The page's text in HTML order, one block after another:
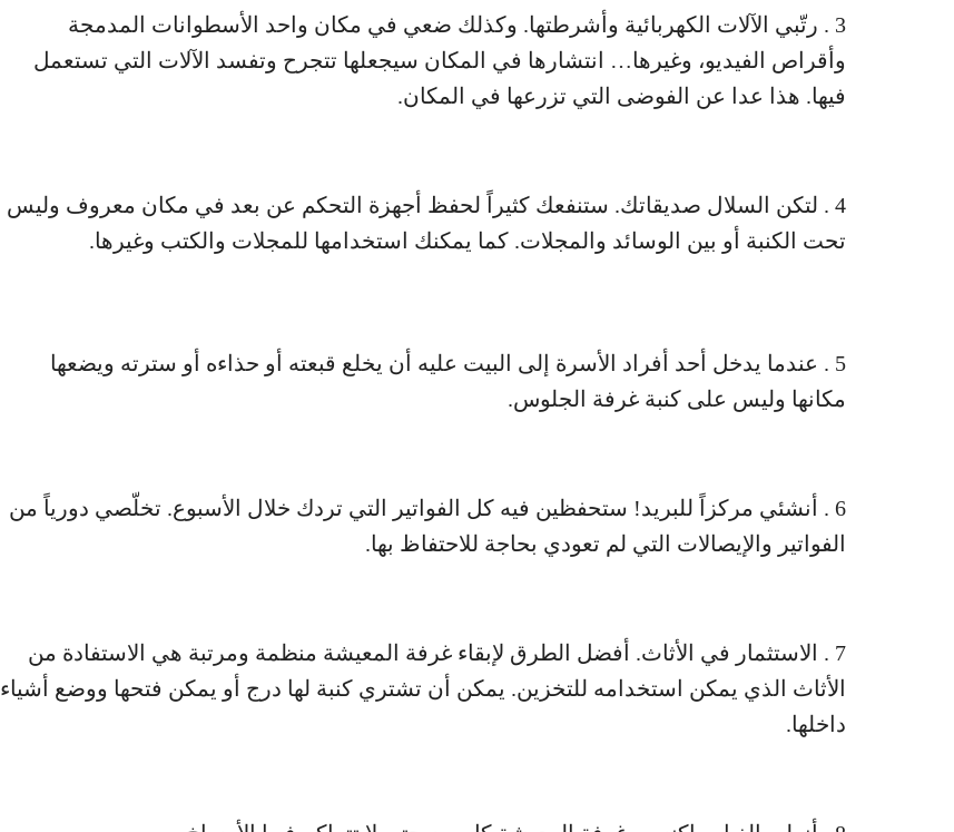
3 . رتّبي الآلات الكهربائية وأشرطتها. وكذلك ضعي في مكان واحد الأسطوانات المدمجة
وأقراص الفيديو، وغيرها… انتشارها في المكان سيجعلها تتجرح وتفسد الآلات التي تستعمل
فيها. هذا عدا عن الفوضى التي تزرعها في المكان.
4 . لتكن السلال صديقاتك. ستنفعك كثيراً لحفظ أجهزة التحكم عن بعد في مكان معروف وليس
تحت الكنبة أو بين الوسائد والمجلات. كما يمكنك استخدامها للمجلات والكتب وغيرها.
5 . عندما يدخل أحد أفراد الأسرة إلى البيت عليه أن يخلع قبعته أو حذاءه أو سترته ويضعها
مكانها وليس على كنبة غرفة الجلوس.
6 . أنشئي مركزاً للبريد! ستحفظين فيه كل الفواتير التي تردك خلال الأسبوع. تخلّصي دورياً من
الفواتير والإيصالات التي لم تعودي بحاجة للاحتفاظ بها.
7 . الاستثمار في الأثاث. أفضل الطرق لإبقاء غرفة المعيشة منظمة ومرتبة هي الاستفادة من
الأثاث الذي يمكن استخدامه للتخزين. يمكن أن تشتري كنبة لها درج أو يمكن فتحها ووضع أشياء
داخلها.